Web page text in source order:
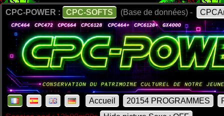
CPC-POWER : CPC-SOFTS (Base de données) -
Accueil 20154 PROGRAMMES